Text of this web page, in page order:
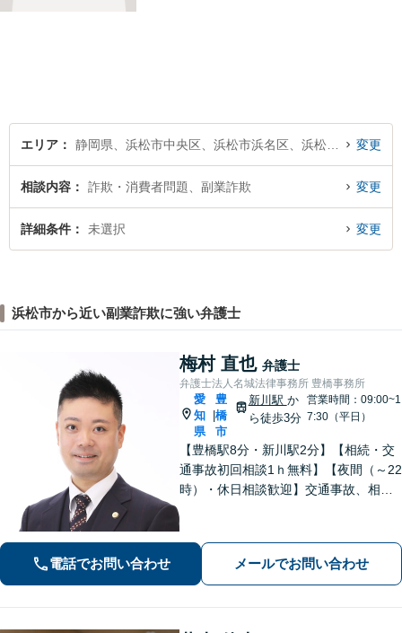
エリア 変更
相談内容 詐欺・消費者問題、副業詐欺 変更
詳細条件 未選択 変更
浜松市から近い副業詐欺に強い弁護士
梅村 直也 弁護士
弁護士法人名城法律事務所 豊橋事務所
愛
知
県
豊
橋
市
新川駅 か
ら徒歩3分
営業時間：09:00~1
7:30（平日）
【豊橋駅8分・新川駅2分】【相続・交
通事故初回相談1ｈ無料】【夜間（～22
時）・休日相談歓迎】交通事故、相
誠心誠意取り組みます。少しでもお悩
みがあれば、お気軽にご相談くださ
い。
電話でお問い合わせ メールでお問い合わせ